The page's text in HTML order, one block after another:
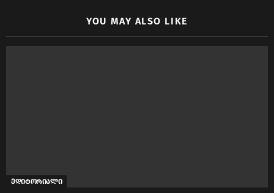
YOU MAY ALSO LIKE
ედიტორიალი